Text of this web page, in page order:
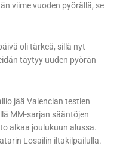
viime vuoden pyörällä, se
oli tärkeä, sillä nyt
täytyy uuden pyörän
jää Valencian testien
MM-sarjan sääntöjen
alkaa joulukuun alussa.
Losailin iltakilpailulla.